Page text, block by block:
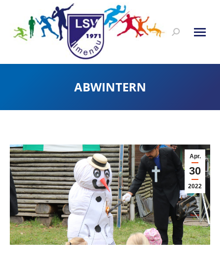
Search:
ABWINTERN
Apr.
30
2022